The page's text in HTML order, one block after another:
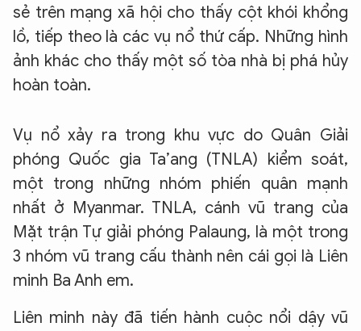
sẻ trên mạng xã hội cho thấy cột khói khổng
lồ, tiếp theo là các vụ nổ thứ cấp. Những hình
ảnh khác cho thấy một số tòa nhà bị phá hủy
hoàn toàn.
Vụ nổ xảy ra trong khu vực do Quân Giải
phóng Quốc gia Ta’ang (TNLA) kiểm soát,
một trong những nhóm phiến quân mạnh
nhất ở Myanmar. TNLA, cánh vũ trang của
Mặt trận Tự giải phóng Palaung, là một trong
3 nhóm vũ trang cấu thành nên cái gọi là Liên
minh Ba Anh em.
Liên minh này đã tiến hành cuộc nổi dậy vũ